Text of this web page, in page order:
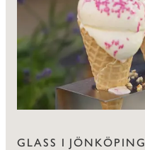
GLASS I JÖNKÖPING